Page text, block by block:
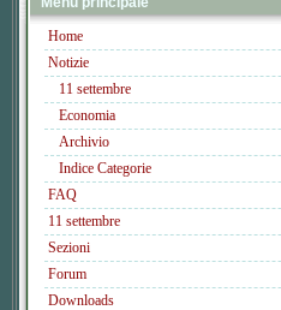
Home
Notizie
11 settembre
Economia
Archivio
Indice Categorie
FAQ
11 settembre
Sezioni
Forum
Downloads